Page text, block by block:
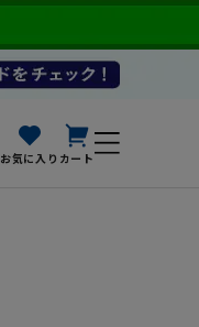
お気に入り カート